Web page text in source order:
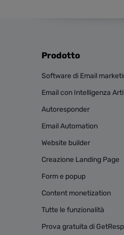
Prodotto
Software di Email
Email con Intelligenza
Autoresponder
Email Automation
Website builder
Creazione Landing Page
Form e popup
Content monetization
Tutte le funzionalità
Prova gratuita di